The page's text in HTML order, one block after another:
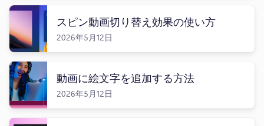
スピン動画切り替え効果の使い方
2026年5月12日
動画に絵文字を追加する方法
2026年5月12日